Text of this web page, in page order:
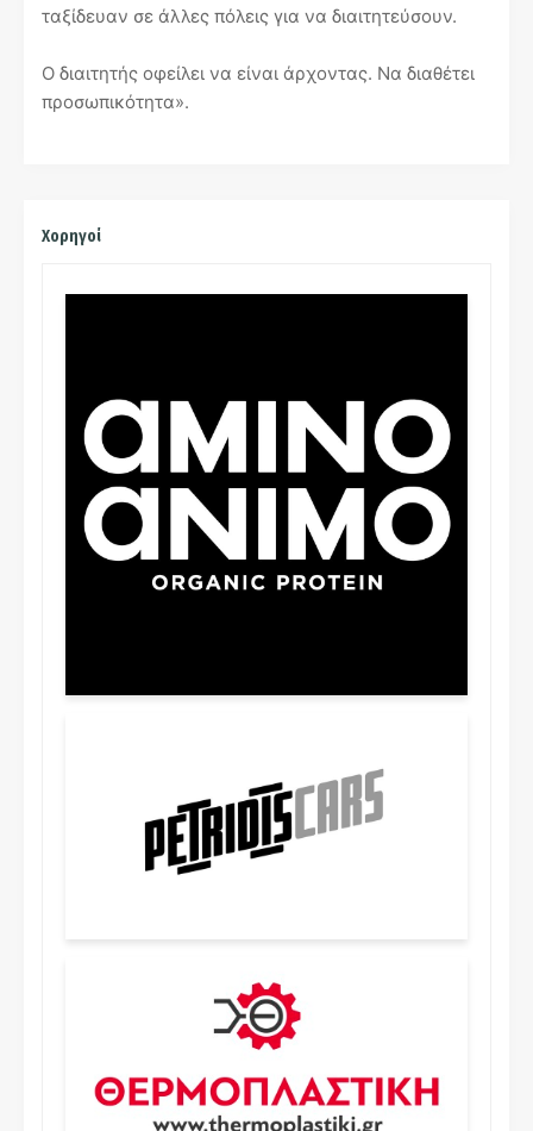
ταξίδευαν σε άλλες πόλεις για να διαιτητεύσουν.
Ο διαιτητής οφείλει να είναι άρχοντας. Να διαθέτει
προσωπικότητα».
Χορηγοί